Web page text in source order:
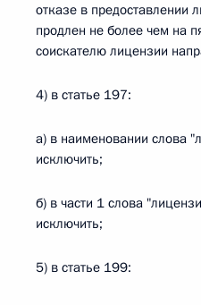
отказе в предоставлении
продлен не более чем на
соискателю лицензии
4) в статье 197:
а) в наименовании слова
исключить;
б) в части 1 слова
исключить;
5) в статье 199: